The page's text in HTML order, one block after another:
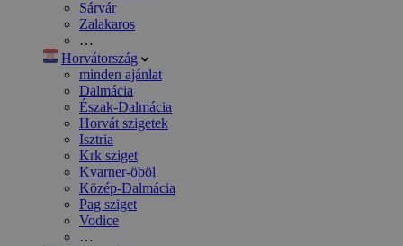
Sárvár
Zalakaros
…
Horvátország
minden ajánlat
Dalmácia
Észak-Dalmácia
Horvát szigetek
Isztria
Krk sziget
Kvarner-öböl
Közép-Dalmácia
Pag sziget
Vodice
…